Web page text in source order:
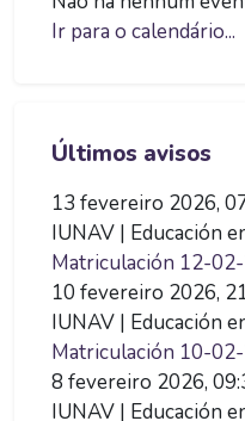
Ir para o calendário...
Últimos avisos
13 fevereiro 2026,
IUNAV | Educación
Matriculación 12-
10 fevereiro 2026,
IUNAV | Educación
Matriculación 10-
8 fevereiro 2026,
IUNAV | Educación